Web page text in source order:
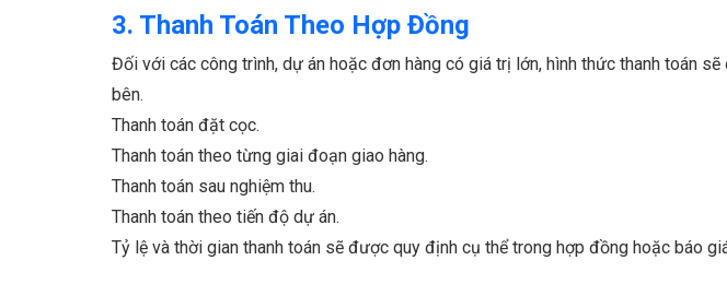
3. Thanh Toán Theo Hợp Đồng
Đối với các công trình, dự án hoặc đơn hàng có giá trị lớn, hình thức thanh toán
bên.
Thanh toán đặt cọc.
Thanh toán theo từng giai đoạn giao hàng.
Thanh toán sau nghiệm thu.
Thanh toán theo tiến độ dự án.
Tỷ lệ và thời gian thanh toán sẽ được quy định cụ thể trong hợp đồng hoặc báo